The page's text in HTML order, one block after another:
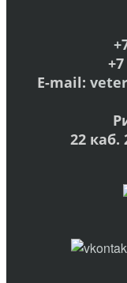
E-mail:
22 каб.